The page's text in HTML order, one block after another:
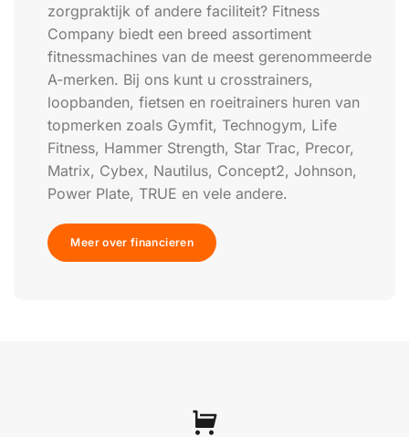
zorgpraktijk of andere faciliteit? Fitness
Company biedt een breed assortiment
fitnessmachines van de meest gerenommeerde
A-merken. Bij ons kunt u crosstrainers,
loopbanden, fietsen en roeitrainers huren van
topmerken zoals Gymfit, Technogym, Life
Fitness, Hammer Strength, Star Trac, Precor,
Matrix, Cybex, Nautilus, Concept2, Johnson,
Power Plate, TRUE en vele andere.
Meer over financieren